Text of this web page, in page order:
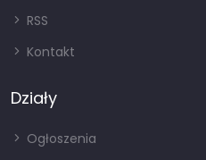
RSS
Kontakt
Działy
Ogłoszenia